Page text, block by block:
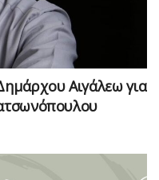
Αιγάλεω για